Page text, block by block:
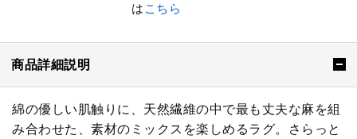
は こちら
商品詳細説明
綿の優しい肌触りに、天然繊維の中で最も丈夫な麻を組
み合わせた、素材のミックスを楽しめるラグ。さらっと